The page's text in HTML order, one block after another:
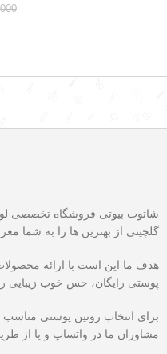
شاتوت بیوتی فروشگاه تخصصی
گلچینی از بهترین ها را به شما
هدف ما این است با ارائه
پوستی رایگان، حس خوب زیبایی
برای انتخاب روتین پوستی
مشاوران ما در واتساپ و یا از